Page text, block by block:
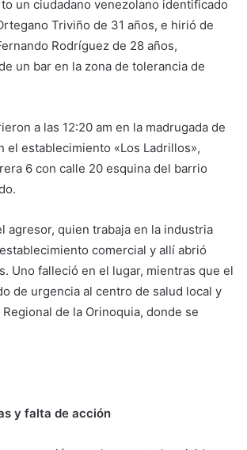
un ciudadano venezolano identificado
Triviño de 31 años, e hirió de
Rodríguez de 28 años,
un bar en la zona de tolerancia de
a las 12:20 am en la madrugada de
el establecimiento «Los Ladrillos»,
6 con calle 20 esquina del barrio
agresor, quien trabaja en la industria
comercial y allí abrió
Uno falleció en el lugar, mientras que el
de urgencia al centro de salud local y
de la Orinoquia, donde se
y falta de acción